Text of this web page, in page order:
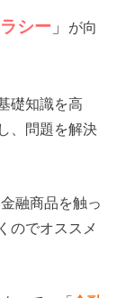
シー 」
が向
礎知識を高
、問題を解決
融商品を触っ
のでオススメ